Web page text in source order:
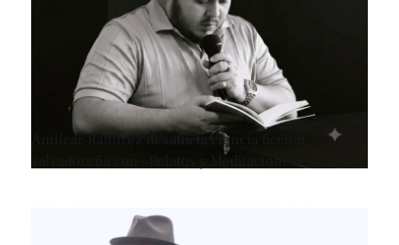
Amílcar Ramírez desafía la ciencia ficción
salvadoreña con «Relatos y Meditaciones»